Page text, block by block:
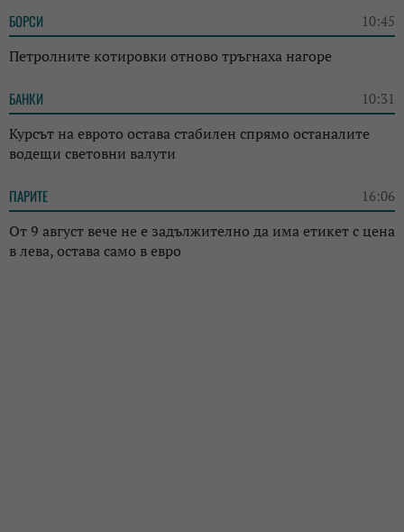
БОРСИ 10:45
Петролните котировки отново тръгнаха нагоре
БАНКИ 10:31
Курсът на еврото остава стабилен спрямо останалите
водещи световни валути
ПАРИТЕ 16:06
От 9 август вече не е задължително да има етикет с цена
в лева, остава само в евро